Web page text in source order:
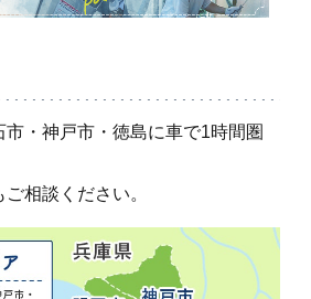
・神戸市・徳島に車で1時間圏
相談ください。